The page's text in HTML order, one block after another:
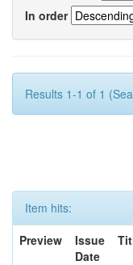
In order
Results 1-1 of 1
Item hits:
Preview
Issue
Date